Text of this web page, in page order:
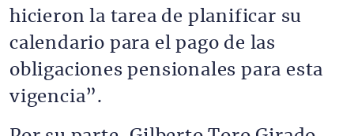
hicieron la tarea de planificar su
calendario para el pago de las
obligaciones pensionales para esta
vigencia”.